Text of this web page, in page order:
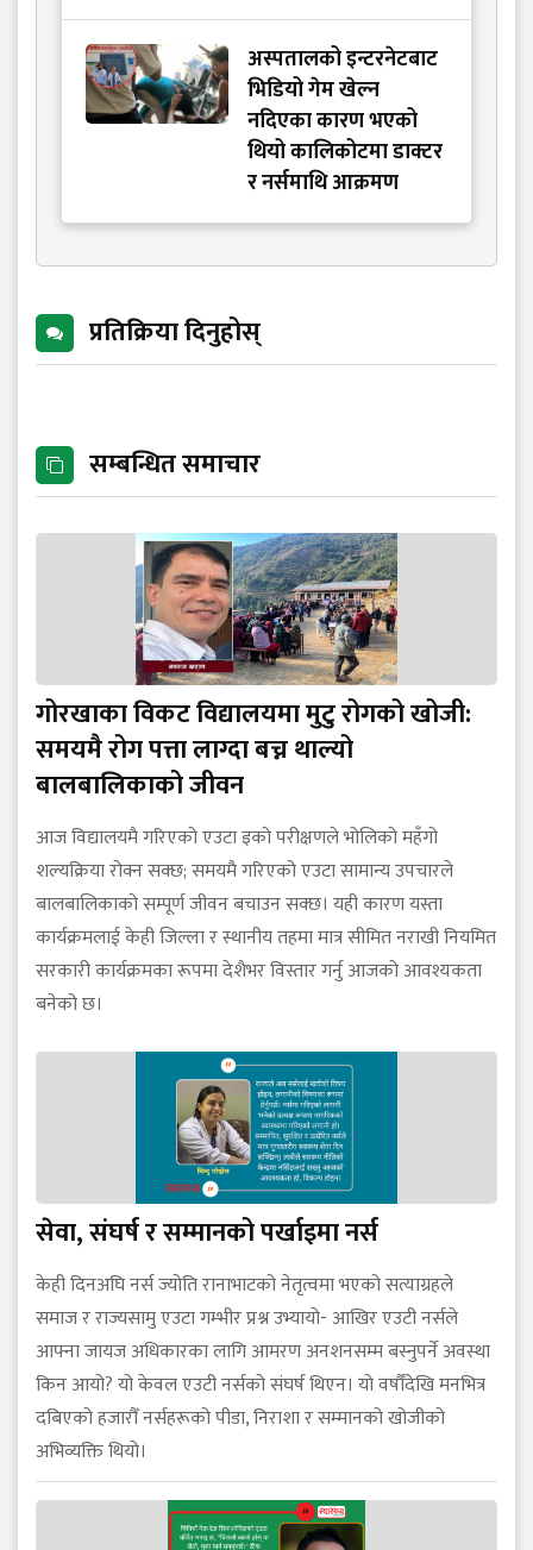
अस्पतालको इन्टरनेटबाट
भिडियो गेम खेल्न
नदिएका कारण भएको
थियो कालिकोटमा डाक्टर
र नर्समाथि आक्रमण
प्रतिक्रिया दिनुहोस्
सम्बन्धित समाचार
गोरखाका विकट विद्यालयमा मुटु रोगको खोजी:
समयमै रोग पत्ता लाग्दा बच्न थाल्यो
बालबालिकाको जीवन
आज विद्यालयमै गरिएको एउटा इको परीक्षणले भोलिको महँगो
शल्यक्रिया रोक्न सक्छ; समयमै गरिएको एउटा सामान्य उपचारले
बालबालिकाको सम्पूर्ण जीवन बचाउन सक्छ। यही कारण यस्ता
कार्यक्रमलाई केही जिल्ला र स्थानीय तहमा मात्र सीमित नराखी नियमित
सरकारी कार्यक्रमका रूपमा देशैभर विस्तार गर्नु आजको आवश्यकता
बनेको छ।
सेवा, संघर्ष र सम्मानको पर्खाइमा नर्स
केही दिनअघि नर्स ज्योति रानाभाटको नेतृत्वमा भएको सत्याग्रहले
समाज र राज्यसामु एउटा गम्भीर प्रश्न उभ्यायो- आखिर एउटी नर्सले
आफ्ना जायज अधिकारका लागि आमरण अनशनसम्म बस्नुपर्ने अवस्था
किन आयो? यो केवल एउटी नर्सको संघर्ष थिएन। यो वर्षौँदेखि मनभित्र
दबिएको हजारौँ नर्सहरूको पीडा, निराशा र सम्मानको खोजीको
अभिव्यक्ति थियो।